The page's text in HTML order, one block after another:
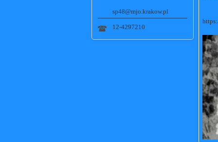
sp48@mjo.krakow.pl
12-4297210